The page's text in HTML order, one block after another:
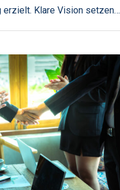
Klare Vision setzen…